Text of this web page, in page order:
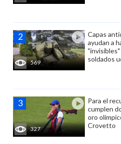
569
Capas
ayudan a
"invisibles"
soldados
327
Para el
cumplen
oro
Crovetto